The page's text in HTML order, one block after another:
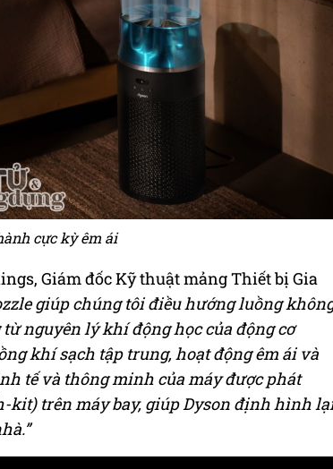
cực kỳ êm ái
Giám đốc Kỹ thuật mảng Thiết bị Gia
giúp chúng tôi điều hướng luồng
nguyên lý khí động học của động cơ
khí sạch tập trung, hoạt động êm ái và
tế và thông minh của máy được phát
kit) trên máy bay, giúp Dyson định hình